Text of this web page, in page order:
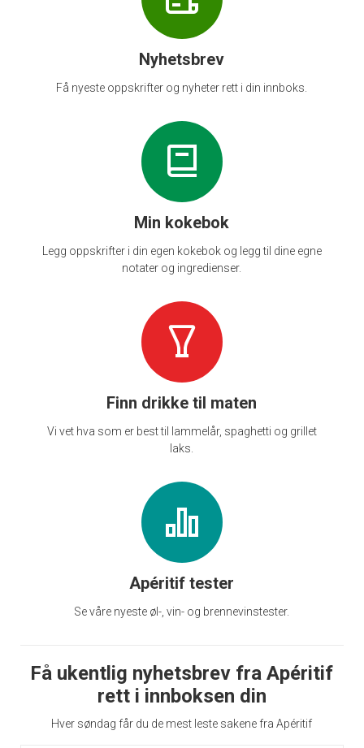
Nyhetsbrev
Få nyeste oppskrifter og nyheter rett i din innboks.
Min kokebok
Legg oppskrifter i din egen kokebok og legg til dine egne
notater og ingredienser.
Finn drikke til maten
Vi vet hva som er best til lammelår, spaghetti og grillet
laks.
Apéritif tester
Se våre nyeste øl-, vin- og brennevinstester.
Få ukentlig nyhetsbrev fra Apéritif
rett i innboksen din
Hver søndag får du de mest leste sakene fra Apéritif